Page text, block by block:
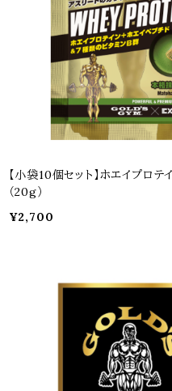
【小袋10個セット】ホエイプロ
（20g）
¥2,700